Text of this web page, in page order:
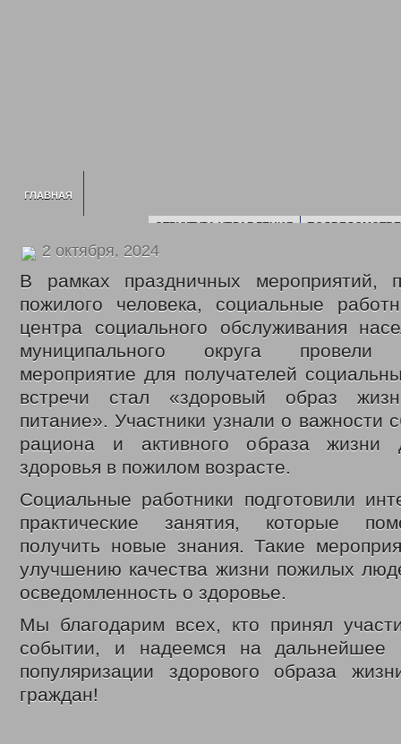
ГЛАВНАЯ
СТРУКТУРА УПРАВЛЕНИЯ
2020 ГОД
2021 ГОД
2022 ГОД
НОРМАТИВНЫЕ ДОКУМЕНТЫ УПРАВЛЕНИЯ
ПОЛИТИКА
ГОСУДАРСТВЕННЫЕ УСЛУГИ
ГОСУДАРСТВЕННОЕ ЮРИДИЧЕСКОЕ
ОТДЕЛ ПО ДЕЛАМ ДЕТЕЙ, ЖЕНЩИН, СЕМЬИ
ЕЖЕМЕСЯЧНАЯ
МНОГОДЕТНЫМ СЕМЬЯМ
ОБЕСПЕЧЕНИЕ ПОЛНОЦЕННЫМ
ВЫДАЧА УДОСТОВЕРЕНИЙ МНОГОДЕТНЫМ МАТЕРЯМ
ВЫПЛАТЫ СЕМЬЯМ ВОЕННОСЛУЖАЩИМ И ЧЛЕНАМ ИХ СЕМЕЙ И
КООРДИНАЦИОННЫЙ ОТДЕЛ ПО ОБЕСПЕЧЕНИЮ
ОТДЕЛ СОЦИАЛЬНО-ПРАВОВОЙ ЗАЩИТЫ НАСЕЛЕНИЯ
АДРЕСНАЯ СОЦИАЛЬНАЯ ПОМОЩЬ
ВЫДАЧА СПРАВОК О
СУБСИДИИ НА ОПЛАТУ ЖИЛОГО ПОМЕЩЕНИЯ И КОММУНАЛЬНЫХ
ПРОЕЗД ОТДЕЛЬНЫМИ ВИДАМИ ТРАНСПОРТА
ДЕНЕЖНЫЕ
ВОЗМЕЩЕНИЕ РАСХОДОВ НА ПОГРЕБЕНИЕ
ЗАКОНОДАТЕЛЬНЫЕ АКТЫ
ФЕДЕРАЛЬНЫЕ
РЕГИОНАЛЬНЫЕ
ПРИКАЗЫ УПРАВЛЕНИЯ
МЕРЫ СОЦИАЛЬНОЙ ПОДДЕРЖКИ
ДОСТУПНАЯ СРЕДА ДАТЧИКИ УГАРНОГО ГАЗА
ИНТЕРНЕТ
ВИДЕО
С ДНЕМ СОЦИАЛЬНОГО РАБОТНИКА
ДЕНЬ
ФОНД ПОДДЕРЖКИ ДЕТЕЙ
2 октября, 2024
В рамках праздничных мероприятий,
пожилого человека, социальные
центра социального обслуживания
муниципального округа провели
мероприятие для получателей
встречи стал «здоровый образ
питание». Участники узнали о важности
рациона и активного образа жизни
здоровья в пожилом возрасте.
Социальные работники подготовили
практические занятия, которые
получить новые знания. Такие
улучшению качества жизни пожилых
осведомленность о здоровье.
Мы благодарим всех, кто принял
событии, и надеемся на дальнейшее
популяризации здорового образа
граждан!